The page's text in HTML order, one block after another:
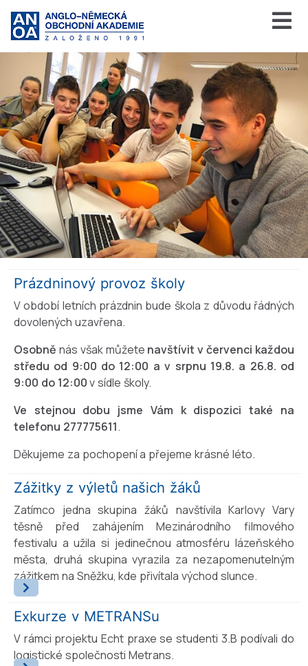
Prázdninový provoz školy
V období letních prázdnin bude škola z důvodu řádných
dovolených uzavřena.
Osobně nás však můžete navštívit v červenci každou
středu od 9:00 do 12:00 a v srpnu 19.8. a 26.8. od
9:00 do 12:00v sídle školy.
Ve stejnou dobu jsme Vám k dispozici také na
telefonu 277775611.
Děkujeme za pochopení a přejeme krásné léto.
Zážitky z výletů našich žáků
Zatímco jedna skupina žáků navštívila Karlovy Vary
těsně před zahájením Mezinárodního filmového
festivalu a užila si jedinečnou atmosféru lázeňského
města, druhá skupina vyrazila za nezapomenutelným
zážitkem na Sněžku, kde přivítala východ slunce.
Exkurze v METRANSu
V rámci projektu Echt praxe se studenti 3.B podívali do
logistické společnosti Metrans.